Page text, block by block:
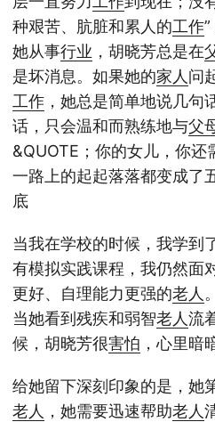
种艰苦、肮脏和累人的工作
她从事行业 ，胡晓芳总是在
是坏消息。如果她的家人问
工作 ，她总是简单地说几句
话，只会温和而熟练地与父
&QUOTE；你的女儿，你还
一路上的起起落落都变成了
底
当我在学校的时候，我学到
有模拟实践课程，我仍然面
更好、自理能力更强的老人
当她看到残疾和弱智老人流
候，胡晓芳很害怕 ，心里暗
给她留下深刻印象的是，她
老人 ，她需要迅速帮助老人